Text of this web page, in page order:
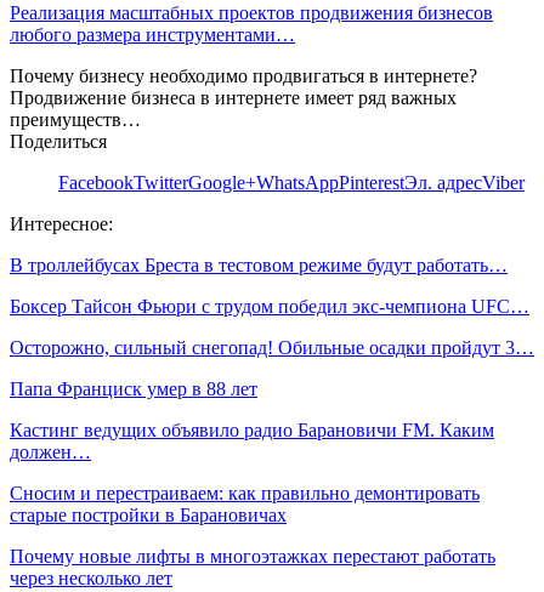
Реализация масштабных проектов продвижения бизнесов
любого размера инструментами…
Почему бизнесу необходимо продвигаться в интернете?
Продвижение бизнеса в интернете имеет ряд важных
преимуществ…
Поделиться
FacebookTwitterGoogle+WhatsAppPinterestЭл. адресViber
Интересное:
В троллейбусах Бреста в тестовом режиме будут работать…
Боксер Тайсон Фьюри с трудом победил экс-чемпиона UFC…
Осторожно, сильный снегопад! Обильные осадки пройдут 3…
Папа Франциск умер в 88 лет
Кастинг ведущих объявило радио Барановичи FM. Каким
должен…
Сносим и перестраиваем: как правильно демонтировать
старые постройки в Барановичах
Почему новые лифты в многоэтажках перестают работать
через несколько лет